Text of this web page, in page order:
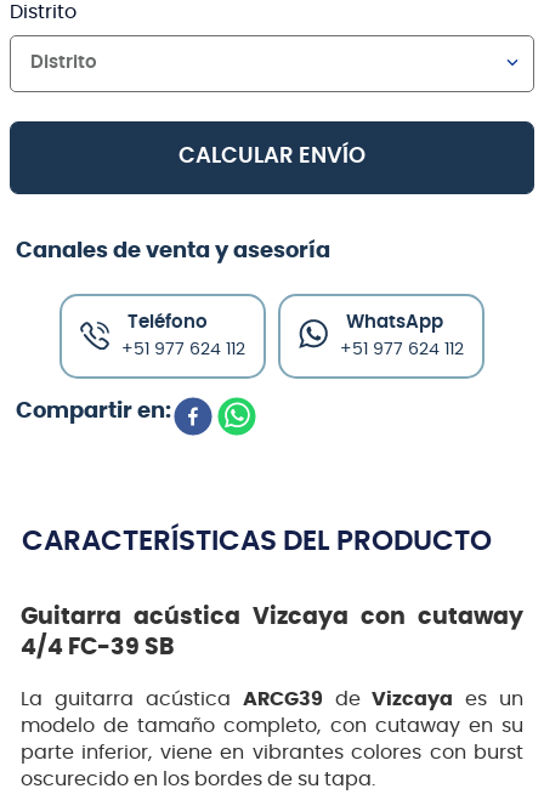
Distrito
Distrito
CALCULAR ENVÍO
Canales de venta y asesoría
Teléfono
+51 977 624 112
WhatsApp
+51 977 624 112
CARACTERÍSTICAS DEL PRODUCTO
Guitarra acústica Vizcaya con cutaway
4/4 FC-39 SB
La guitarra acústicaARCG39 deVizcaya es un
modelo de tamaño completo, con cutaway en su
parte inferior, viene en vibrantes colores con burst
oscurecido en los bordes de su tapa.